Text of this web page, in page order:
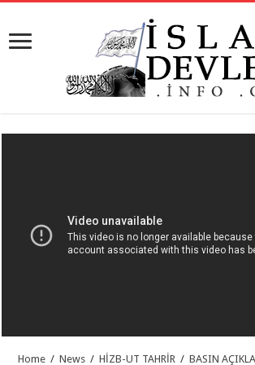
Home / News / HİZB-UT TAHRİR / BASIN